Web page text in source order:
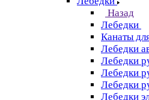
Назад
Лебедки
Канаты
Лебедки
Лебедки
Лебедки
Лебедки
Лебедки